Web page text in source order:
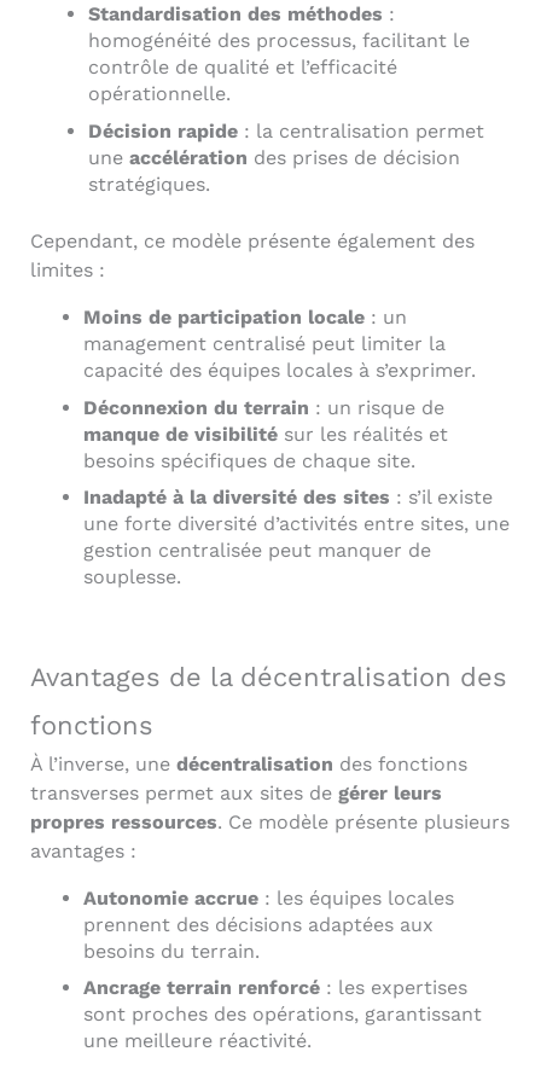
Standardisation des méthodes :
homogénéité des processus, facilitant le
contrôle de qualité et l’efficacité
opérationnelle.
Décision rapide : la centralisation permet
uneaccélération des prises de décision
stratégiques.
Cependant, ce modèle présente également des
limites :
Moins de participation locale: un
management centralisé peut limiter la
capacité des équipes locales à s’exprimer.
Déconnexion du terrain : un risque de
manque de visibilitésur les réalités et
besoins spécifiques de chaque site.
Inadapté à la diversité des sites : s’il existe
une forte diversité d’activités entre sites, une
gestion centralisée peut manquer de
souplesse.
Avantages de la décentralisation des
fonctions
À l’inverse, unedécentralisation des fonctions
transverses permet aux sites degérer leurs
propres ressources. Ce modèle présente plusieurs
avantages :
Autonomie accrue: les équipes locales
prennent des décisions adaptées aux
besoins du terrain.
Ancrage terrain renforcé: les expertises
sont proches des opérations, garantissant
une meilleure réactivité.